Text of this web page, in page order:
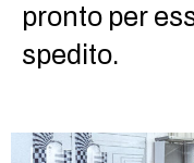
pronto per
spedito.